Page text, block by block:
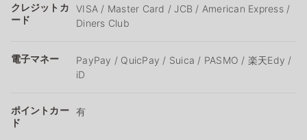
クレジットカ
ード
VISA / Master Card / JCB / American Express /
Diners Club
電子マネー
PayPay / QuicPay / Suica / PASMO / 楽天Edy /
iD
ポイントカー
ド
有